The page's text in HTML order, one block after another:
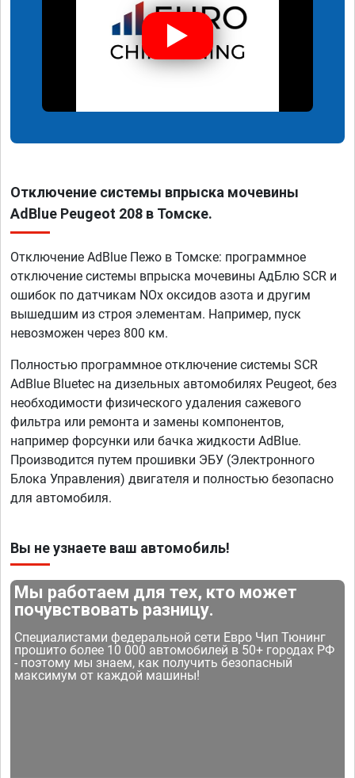
Отключение системы впрыска мочевины
AdBlue Peugeot 208 в Томске.
Отключение AdBlue Пежо в Томске: программное
отключение системы впрыска мочевины АдБлю SCR и
ошибок по датчикам NOx оксидов азота и другим
вышедшим из строя элементам. Например, пуск
невозможен через 800 км.
Полностью программное отключение системы SCR
AdBlue Bluetec на дизельных автомобилях Peugeot, без
необходимости физического удаления сажевого
фильтра или ремонта и замены компонентов,
например форсунки или бачка жидкости AdBlue.
Производится путем прошивки ЭБУ (Электронного
Блока Управления) двигателя и полностью безопасно
для автомобиля.
Вы не узнаете ваш автомобиль!
Мы работаем для тех, кто может
почувствовать разницу.
Специалистами федеральной сети Евро Чип Тюнинг
прошито более 10 000 автомобилей в 50+ городах РФ
- поэтому мы знаем, как получить безопасный
максимум от каждой машины!